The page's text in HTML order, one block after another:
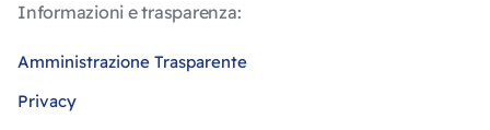
Informazioni e trasparenza:
Amministrazione Trasparente
Privacy